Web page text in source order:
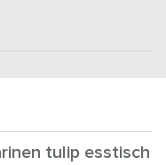
tulip esstisch